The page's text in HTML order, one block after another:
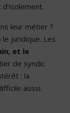
leur métier ?
juridique. Les
et le
de syndic
: la
aussi.